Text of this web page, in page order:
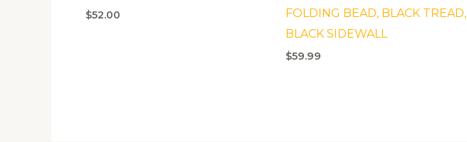
$52.00
FOLDING BEAD, BLACK TREAD,
BLACK SIDEWALL
$59.99